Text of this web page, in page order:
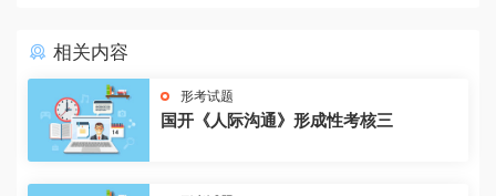
相关内容
形考试题
国开《人际沟通》形成性考核三